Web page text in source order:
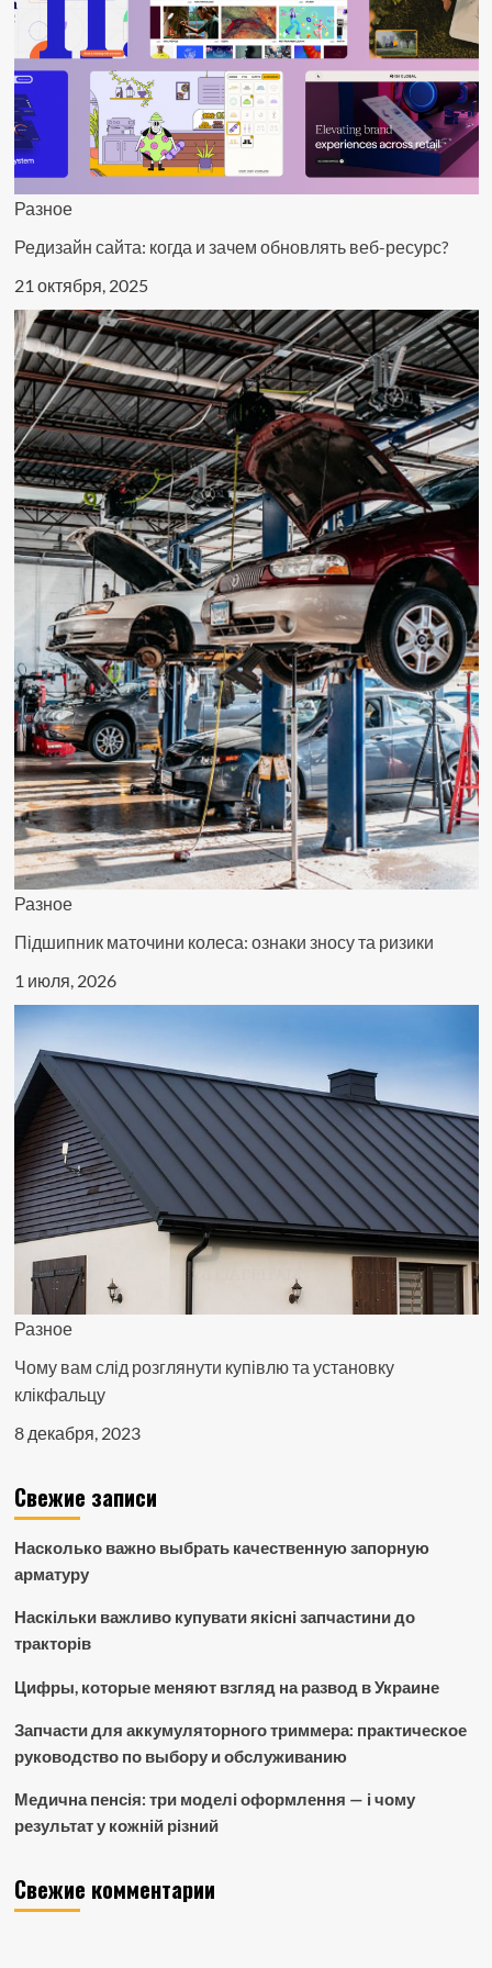
Разное
Редизайн сайта: когда и зачем обновлять веб-ресурс?
21 октября, 2025
Разное
Підшипник маточини колеса: ознаки зносу та ризики
1 июля, 2026
Разное
Чому вам слід розглянути купівлю та установку
клікфальцу
8 декабря, 2023
Свежие записи
Насколько важно выбрать качественную запорную
арматуру
Наскільки важливо купувати якісні запчастини до
тракторів
Цифры, которые меняют взгляд на развод в Украине
Запчасти для аккумуляторного триммера: практическое
руководство по выбору и обслуживанию
Медична пенсія: три моделі оформлення — і чому
результат у кожній різний
Свежие комментарии